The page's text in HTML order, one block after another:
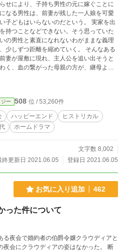
せにより、子持ち男性の元に嫁ぐことに
なる男性は、前妻が残した一人娘を可愛
もはいらないのだという。 実家を出
持つことなどできない。そう思っていた
の男性と素直になれないわがままな義理
ずつ距離を縮めていく。 そんなある
妻が屋敷に現れ、主人公を追い出そうと
く、血の繋がった母親の方が、継母より
いう。主人公が言葉に詰まったその
なろうおよびエブリスタにも投稿してお
絵は、管澤捻さまに描いていただきました。
ー 508 位 / 53,260件
ハッピーエンド
ヒストリカル
ホームドラマ
文字数 8,002
終更新日 2021.06.05
登録日 2021.06.05
お気に入り追加 462
った件について
夜会で婚約者の伯爵令嬢クラウディアと
会にクラウディアの姿はなかった。 断